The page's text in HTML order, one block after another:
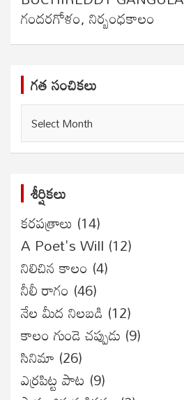
గందరగోళం, నిర్బంధకాలం
గత సంచికలు
గత
సంచికలు
శీర్షికలు
కరపత్రాలు (14)
A Poet's Will (12)
నిలిచిన కాలం (4)
నీలీ రాగం (46)
నేల మీద నిలబడి (12)
కాలం గుండె చప్పుడు (9)
సినిమా (26)
ఎర్రపిట్ట పాట (9)